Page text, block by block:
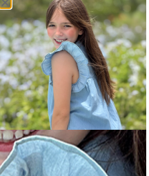
GORRA AZUL
REF14,50
REF10,00
¡COMPRA Y
RECIBE HOY!